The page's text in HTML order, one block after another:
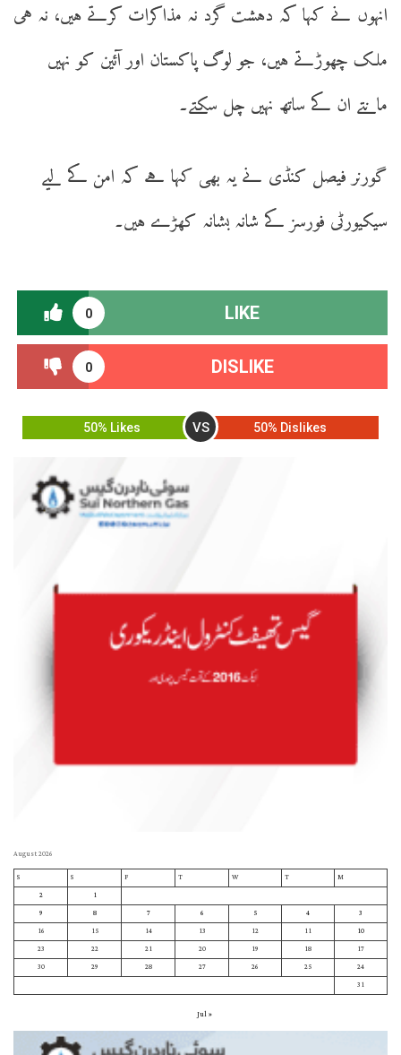
انہوں نے کہا کہ دہشت گرد نہ مذاکرات کرتے ہیں، نہ ہی
ملک چھوڑتے ہیں، جو لوگ پاکستان اور آئین کو نہیں
مانتے ان کے ساتھ نہیں چل سکتے۔
گورنر فیصل کنڈی نے یہ بھی کہا ہے کہ امن کے لیے
سیکیورٹی فورسز کے شانہ بشانہ کھڑے ہیں۔
0 LIKE
0 DISLIKE
50% Likes VS 50% Dislikes
August 2026
M
T
W
T
F
S
S
1
2
3
4
5
6
7
8
9
10
11
12
13
14
15
16
17
18
19
20
21
22
23
24
25
26
27
28
29
30
31
« Jul